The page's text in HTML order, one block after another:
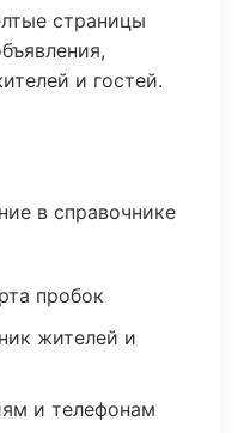
страницы
и гостей.
в справочнике
пробок
жителей и
и телефонам